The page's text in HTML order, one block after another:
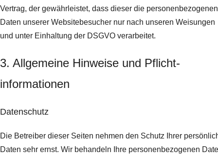
Vertrag, der gewährleistet, dass dieser die personenbezogenen
Daten unserer Websitebesucher nur nach unseren Weisungen
und unter Einhaltung der DSGVO verarbeitet.
3. Allgemeine Hinweise und Pflicht­
informationen
Datenschutz
Die Betreiber dieser Seiten nehmen den Schutz Ihrer
Daten sehr ernst. Wir behandeln Ihre personenbezogenen